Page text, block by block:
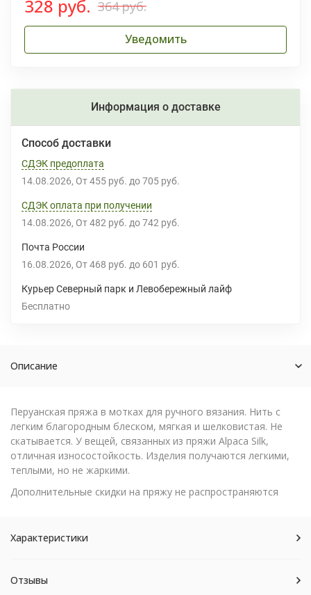
328 руб. 364 руб.
Уведомить
Информация о доставке
Способ доставки
СДЭК предоплата
14.08.2026 От 455 руб. до 705 руб.
СДЭК оплата при получении
14.08.2026 От 482 руб. до 742 руб.
Почта России
16.08.2026 От 468 руб. до 601 руб.
Курьер Северный парк и Левобережный лайф
Бесплатно
Описание
Перуанская пряжа в мотках для ручного вязания. Нить с
легким благородным блеском, мягкая и шелковистая. Не
скатывается. У вещей, связанных из пряжи Alpaca Silk,
отличная износостойкость. Изделия получаются легкими,
теплыми, но не жаркими.
Дополнительные скидки на пряжу не распространяются
Характеристики
Отзывы